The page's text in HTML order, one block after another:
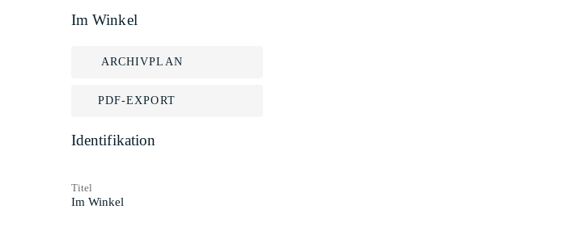
Im Winkel
ARCHIVPLAN
PDF-EXPORT
Identifikation
Titel
Im Winkel